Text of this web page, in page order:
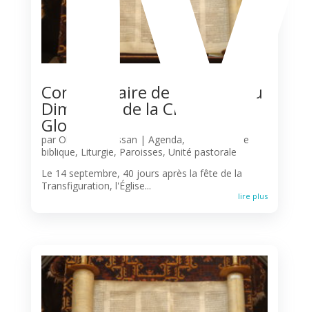
Commentaire de la Messe du
Dimanche de la Croix
Glorieuse
par Olivier N'Guessan | Agenda,
Commentaire
biblique, Liturgie, Paroisses, Unité pastorale
Le 14 septembre, 40 jours après la fête de la
Transfiguration, l'Église...
lire plus